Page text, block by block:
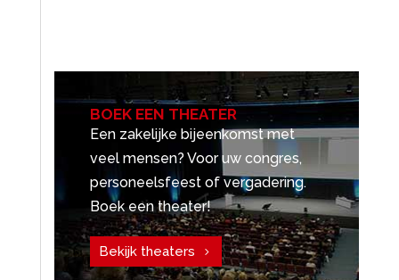
BOEK EEN THEATER
Een zakelijke bijeenkomst met
veel mensen? Voor uw congres,
personeelsfeest of vergadering.
Boek een theater!
Bekijk theaters